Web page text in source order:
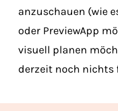
anzuschauen (wie
oder PreviewApp
visuell planen
derzeit noch nichts